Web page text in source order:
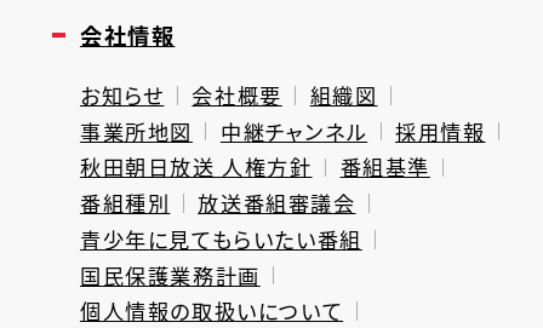
会社情報
お知らせ 会社概要
組織図
事業所地図
中継チャンネル
採用情報
秋田朝日放送 人権方針
番組基準
番組種別
放送番組審議会
青少年に見てもらいたい番組
国民保護業務計画
個人情報の取扱いについて